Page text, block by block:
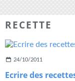
RECETTE
24/10/2011
Ecrire des